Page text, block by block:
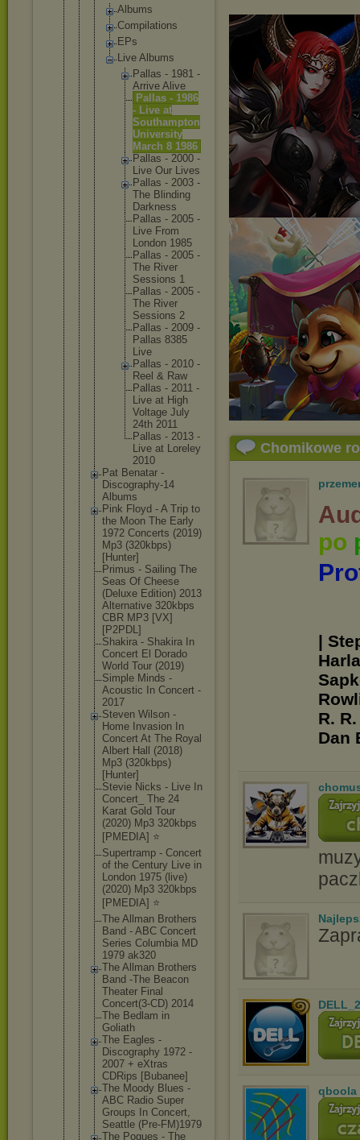
Albums
Compilations
EPs
Live Albums
Pallas - 1981 -
Arrive Alive
Pallas - 1986
- Live at
Southampton
University
March 8 1986
Pallas - 2000 -
Live Our Lives
Pallas - 2003 -
The Blind ing
Darkness
Pallas - 2005 -
Live From
London 1985
Pallas - 2005 -
The River
Sessions 1
Pallas - 2005 -
The River
Sessions 2
Pallas - 2009 -
Pallas 8385
Live
Pallas - 2010 -
Reel & Raw
Pallas - 2011 -
Live at High
Voltage July
24th 2011
Pallas - 2013 -
Live at Lorel ey
2010
Pat Benatar -
Discography-14
Albums
Pink Floyd - A Trip to
the Moon The Early
1972 Concerts (2019)
Mp3 (320kbps)
[Hunter]
Primus - Sailing The
Seas Of Cheese
(Deluxe Edition) 2013
Alternative 320kbps
CBR MP3 [VX]
[P2PDL]
Shakira - Shakira In
Concert El Dorado
World Tour (2019)
Simple Minds -
Acoustic In Concert -
2017
Steven Wilson -
Home Invasion In
Concert At The Royal
Albert Hall (2018)
Mp3 (320kbps)
[Hunter]
Stevie Nicks - Live In
Concert_ The 24
Karat Gold Tour
(2020) Mp3 320kbps
[PMEDIA] ⭐️
Supertramp - Concert
of the Century Live in
London 1975 (live)
(2020) Mp3 320kbps
[PMEDIA] ⭐️
The Allman Brothers
Band - ABC Concert
Series Columbia MD
1979 ak320
The Allman Brothers
Band -The Beacon
Theater Final
Concert(3-CD) 2014
The Bedlam in
Goliath
The Eagles -
Discography 1972 -
2007 + eXtras
CDRips [Bubanee]
The Moody Blues -
ABC Radio Super
Groups In Concert,
Seattle (Pre-FM)1979
The Pogues - The
Chomikowe
po
|
R.
Dan
qboola